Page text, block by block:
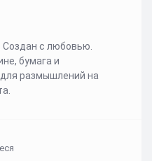
с любовью.
бумага и
размышлений на